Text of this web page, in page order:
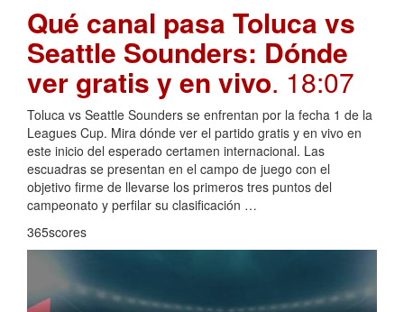
Qué canal pasa Toluca vs
Seattle Sounders: Dónde
ver gratis y en vivo. 18:07
Toluca vs Seattle Sounders se enfrentan por la fecha 1 de la
Leagues Cup. Mira dónde ver el partido gratis y en vivo en
este inicio del esperado certamen internacional. Las
escuadras se presentan en el campo de juego con el
objetivo firme de llevarse los primeros tres puntos del
campeonato y perfilar su clasificación …
365scores